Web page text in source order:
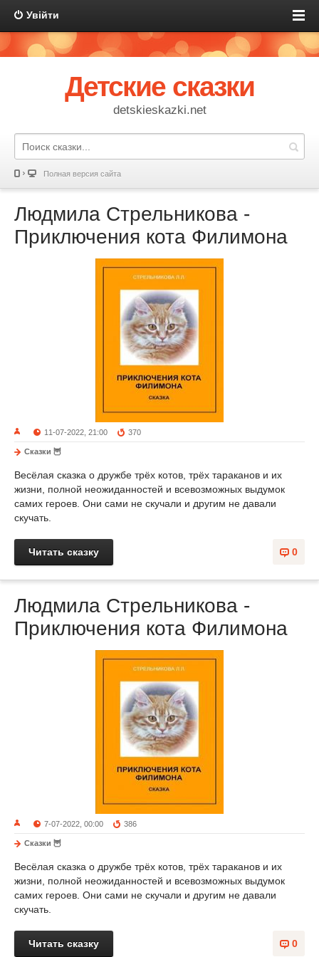
Увійти
Детские сказки
detskieskazki.net
Полная версия сайта
Людмила Стрельникова -
Приключения кота Филимона
11-07-2022, 21:00 370
Сказки 🦉
Весёлая сказка о дружбе трёх котов, трёх тараканов и их
жизни, полной неожиданностей и всевозможных выдумок
самих героев. Они сами не скучали и другим не давали
скучать.
0
Читать сказку
Людмила Стрельникова -
Приключения кота Филимона
7-07-2022, 00:00 386
Сказки 🦉
Весёлая сказка о дружбе трёх котов, трёх тараканов и их
жизни, полной неожиданностей и всевозможных выдумок
самих героев. Они сами не скучали и другим не давали
скучать.
0
Читать сказку